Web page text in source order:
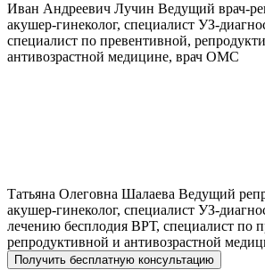
Иван Андреевич Лучин Ведущий врач-
акушер-гинеколог, специалист УЗ-
специалист по превентивной,
антивозрастной медицине, врач ОМС
Татьяна Олеговна Шалаева Ведущий
акушер-гинеколог, специалист УЗ-
лечению бесплодия ВРТ, специалист по
репродуктивной и антивозрастной
Получить бесплатную консультацию